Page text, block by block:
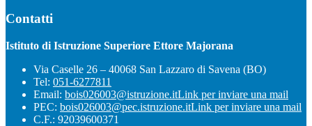
Contatti
Istituto di Istruzione Superiore Ettore Majorana
Via Caselle 26 – 40068 San Lazzaro di Savena (BO)
Tel: 051-6277811
Email: bois026003@istruzione.itLink per inviare una mail
PEC: bois026003@pec.istruzione.itLink per inviare una mail
C.F.: 92039600371